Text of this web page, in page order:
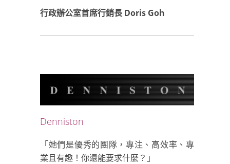
行政辦公室首席行銷長 Doris Goh
Denniston
「她們是優秀的團隊，專注、高效率、專
業且有趣！你還能要求什麼？」